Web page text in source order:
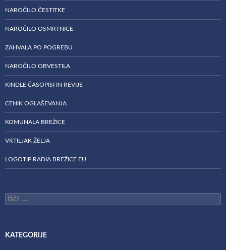
NAROČILO ČESTITKE
NAROČILO OSMRTNICE
ZAHVALA PO POGREBU
NAROČILO OBVESTILA
KINDLE ČASOPISI IN REVIJE
CENIK OGLAŠEVANJA
KOMUNALA BREŽICE
VRTILJAK ŽELJA
LOGOTIP RADIA BREŽICE EU
Išči:
KATEGORIJE